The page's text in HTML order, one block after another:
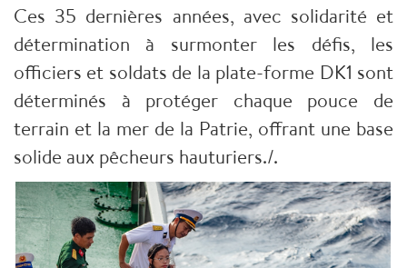
Ces 35 dernières années, avec solidarité et
détermination à surmonter les défis, les
officiers et soldats de la plate-forme DK1 sont
déterminés à protéger chaque pouce de
terrain et la mer de la Patrie, offrant une base
solide aux pêcheurs hauturiers./.